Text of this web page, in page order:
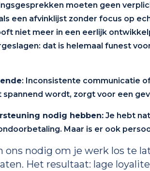
moeten geen
een afvinklijst zonder focus op
niet meer in een eerlijk
dat is helemaal funest
: Inconsistente communicatie
wordt, zorgt voor een
nodig hebben: Je hebt
Maar is er ook
ons nodig om je werk los te
Het resultaat: lage